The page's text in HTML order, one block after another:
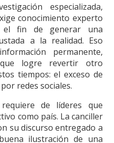
especializada,
conocimiento experto
el fin de generar una
a la realidad. Eso
permanente,
logre revertir otro
tiempos: el exceso de
redes sociales.
de líderes que
como país. La canciller
su discurso entregado a
ilustración de una